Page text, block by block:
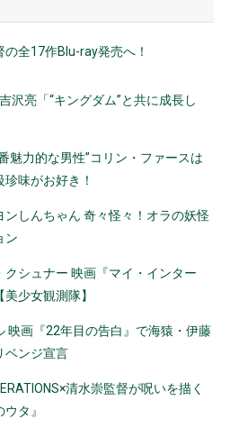
の全17作Blu-ray発売へ！
沢亮「“キングダム”と共に成長し
魅力的な男性”コリン・ファースは
珍味がお好き！
ンしんちゃん 奇々怪々！オラの妖怪
ン
クシュナー 映画『マイ・インター
少女観測隊】
映画『22年目の告白』で海猿・伊藤
ベンジ宣言
清水崇監督が呪いを描く
ウタ』